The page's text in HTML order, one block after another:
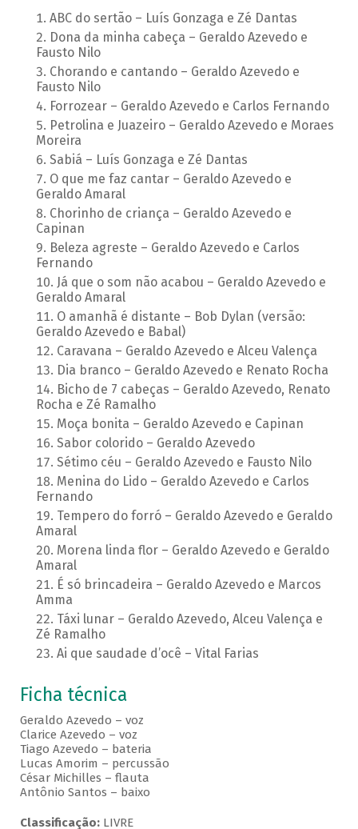
ABC do sertão – Luís Gonzaga e Zé Dantas
Dona da minha cabeça – Geraldo Azevedo e
Fausto Nilo
Chorando e cantando – Geraldo Azevedo e
Fausto Nilo
Forrozear – Geraldo Azevedo e Carlos Fernando
Petrolina e Juazeiro – Geraldo Azevedo e Moraes
Moreira
Sabiá – Luís Gonzaga e Zé Dantas
O que me faz cantar – Geraldo Azevedo e
Geraldo Amaral
Chorinho de criança – Geraldo Azevedo e
Capinan
Beleza agreste – Geraldo Azevedo e Carlos
Fernando
Já que o som não acabou – Geraldo Azevedo e
Geraldo Amaral
O amanhã é distante – Bob Dylan (versão:
Geraldo Azevedo e Babal)
Caravana – Geraldo Azevedo e Alceu Valença
Dia branco – Geraldo Azevedo e Renato Rocha
Bicho de 7 cabeças – Geraldo Azevedo, Renato
Rocha e Zé Ramalho
Moça bonita – Geraldo Azevedo e Capinan
Sabor colorido – Geraldo Azevedo
Sétimo céu – Geraldo Azevedo e Fausto Nilo
Menina do Lido – Geraldo Azevedo e Carlos
Fernando
Tempero do forró – Geraldo Azevedo e Geraldo
Amaral
Morena linda flor – Geraldo Azevedo e Geraldo
Amaral
É só brincadeira – Geraldo Azevedo e Marcos
Amma
Táxi lunar – Geraldo Azevedo, Alceu Valença e
Zé Ramalho
Ai que saudade d’ocê – Vital Farias
Ficha técnica
Geraldo Azevedo – voz
Clarice Azevedo – voz
Tiago Azevedo – bateria
Lucas Amorim – percussão
César Michilles – flauta
Antônio Santos – baixo
Classificação:LIVRE